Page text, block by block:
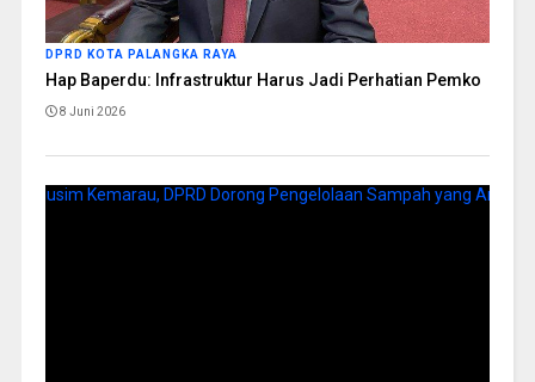
DPRD KOTA PALANGKA RAYA
Hap Baperdu: Infrastruktur Harus Jadi Perhatian Pemko
8 Juni 2026